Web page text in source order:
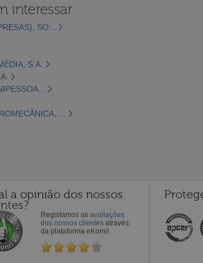
interessar
SO...
S.A.
...
a opinião dos nossos
Registamos as avaliações
dos nossos clientes através
da plataforma eKomi!